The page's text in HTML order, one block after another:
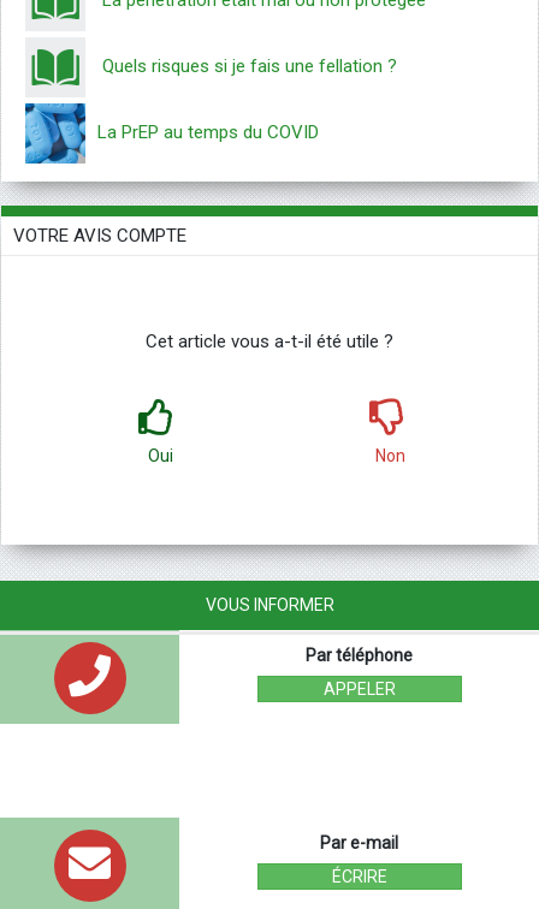
Quels risques si je fais une fellation ?
La PrEP au temps du COVID
VOTRE AVIS COMPTE
Cet article vous a-t-il été utile ?
Oui Non
VOUS INFORMER
Par téléphone
APPELER
Par e-mail
ÉCRIRE